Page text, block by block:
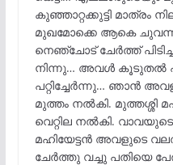
കുഞ്ഞാറ്റക്കുട്ടി മാത്രം
മുഖമോക്കെ ആകെ
നെഞ്ചോട്‌ ചേർത്ത്
നിന്നു… അവൾ കൂടുതൽ
പറ്റിച്ചേർന്നു… ഞാൻ
മുത്തം നൽകി. മുത്തശ്ശി
വെറ്റില നൽകി.
മഹിയേട്ടൻ അവളുടെ
ചേർത്തു വച്ചു പതിയെ പേര്